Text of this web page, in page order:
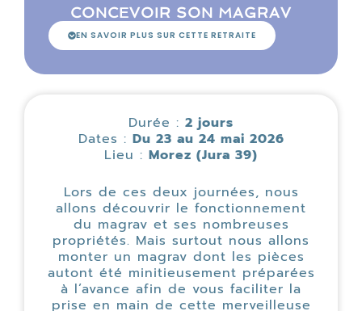
CONCEVOIR SON MAGRAV
EN SAVOIR PLUS SUR CETTE RETRAITE
Durée : 2 jours
Dates : Du 23 au 24 mai 2026
Lieu : Morez (Jura 39)
Lors de ces deux journées, nous
allons découvrir le fonctionnement
du magrav et ses nombreuses
propriétés. Mais surtout nous allons
monter un magrav dont les pièces
autont été minitieusement préparées
à l’avance afin de vous faciliter la
prise en main de cette merveilleuse